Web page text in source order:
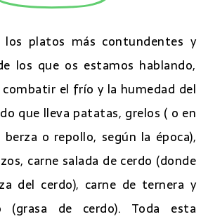
platos más contundentes y
los que os estamos hablando,
el frío y la humedad del
que lleva patatas, grelos ( o en
o repollo, según la época),
carne salada de cerdo (donde
del cerdo), carne de ternera y
de cerdo). Toda esta